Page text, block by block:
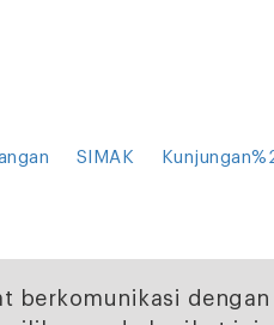
SIMAK
berkomunikasi